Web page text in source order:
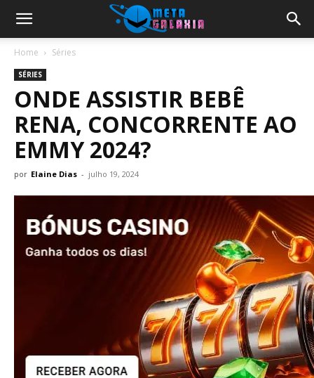
Home Séries
SÉRIES
ONDE ASSISTIR BEBÊ
RENA, CONCORRENTE AO
EMMY 2024?
por Elaine Dias - julho 19, 2024